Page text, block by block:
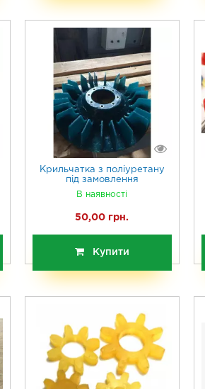
Крильчатка з поліуретану
під замовлення
В наявності
50,00 грн.
Купити